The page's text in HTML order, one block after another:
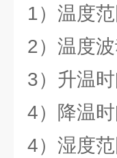
1）温度
2）温度
3）升温
4）降温
4）湿度